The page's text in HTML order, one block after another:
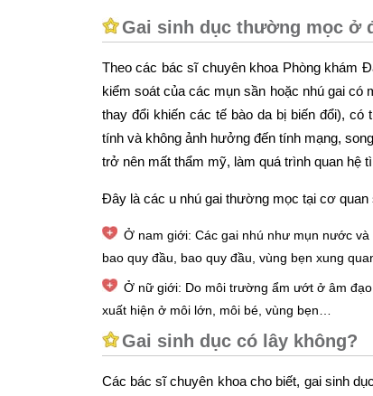
Gai sinh dục thường mọc ở
Theo các bác sĩ chuyên khoa Phòng khám
kiểm soát của các mụn sần hoặc nhú gai có
thay đổi khiến các tế bào da bị biến đổi),
tính và không ảnh hưởng đến tính mạng,
trở nên mất thẩm mỹ, làm quá trình quan hệ
Đây là các u nhú gai thường mọc tại cơ
Ở nam giới: Các gai nhú như mụn nước
bao quy đầu, bao quy đầu, vùng bẹn xung
Ở nữ giới: Do môi trường ẩm ướt ở âm
xuất hiện ở môi lớn, môi bé, vùng bẹn…
Gai sinh dục có lây không?
Các bác sĩ chuyên khoa cho biết, gai sinh